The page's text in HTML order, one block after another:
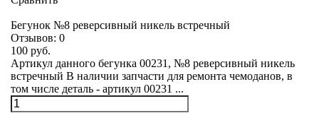
Бегунок №8 реверсивный никель встречный
Отзывов: 0
100 руб.
Артикул данного бегунка 00231, №8 реверсивный никель
встречный В наличии запчасти для ремонта чемоданов, в
том числе деталь - артикул 00231 ...